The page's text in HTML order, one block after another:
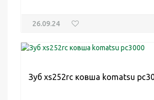
26.09.24
Зуб xs252rc ковша komatsu